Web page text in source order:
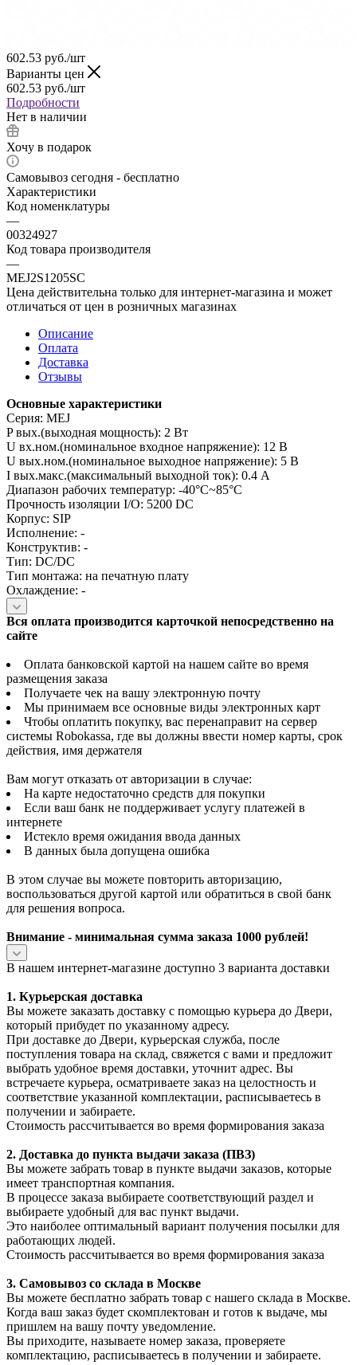
602.53 руб./шт
Варианты цен
602.53 руб./шт
Подробности
Нет в наличии
Хочу в подарок
Самовывоз сегодня - бесплатно
Характеристики
Код номенклатуры
—
00324927
Код товара производителя
—
MEJ2S1205SC
Цена действительна только для интернет-магазина и может
отличаться от цен в розничных магазинах
Описание
Оплата
Доставка
Отзывы
Основные характеристики
Серия: MEJ
P вых.(выходная мощность): 2 Вт
U вх.ном.(номинальное входное напряжение): 12 В
U вых.ном.(номинальное выходное напряжение): 5 В
I вых.макс.(максимальный выходной ток): 0.4 А
Диапазон рабочих температур: -40°C~85°C
Прочность изоляции I/O: 5200 DC
Корпус: SIP
Исполнение: -
Конструктив: -
Тип: DC/DC
Тип монтажа: на печатную плату
Охлаждение: -
Вся оплата производится карточкой непосредственно на
сайте
Оплата банковской картой на нашем сайте во время
размещения заказа
Получаете чек на вашу электронную почту
Мы принимаем все основные виды электронных карт
Чтобы оплатить покупку, вас перенаправит на сервер
системы Robokassa, где вы должны ввести номер карты, срок
действия, имя держателя
Вам могут отказать от авторизации в случае:
На карте недостаточно средств для покупки
Если ваш банк не поддерживает услугу платежей в
интернете
Истекло время ожидания ввода данных
В данных была допущена ошибка
В этом случае вы можете повторить авторизацию,
воспользоваться другой картой или обратиться в свой банк
для решения вопроса.
Внимание - минимальная сумма заказа 1000 рублей!
В нашем интернет-магазине доступно 3 варианта доставки
1. Курьерская доставка
Вы можете заказать доставку с помощью курьера до Двери,
который прибудет по указанному адресу.
При доставке до Двери, курьерская служба, после
поступления товара на склад, свяжется с вами и предложит
выбрать удобное время доставки, уточнит адрес. Вы
встречаете курьера, осматриваете заказ на целостность и
соответствие указанной комплектации, расписываетесь в
получении и забираете.
Стоимость рассчитывается во время формирования заказа
2. Доставка до пункта выдачи заказа (ПВЗ)
Вы можете забрать товар в пункте выдачи заказов, которые
имеет транспортная компания.
В процессе заказа выбираете соответствующий раздел и
выбираете удобный для вас пункт выдачи.
Это наиболее оптимальный вариант получения посылки для
работающих людей.
Стоимость рассчитывается во время формирования заказа
3. Самовывоз со склада в Москве
Вы можете бесплатно забрать товар с нашего склада в Москве.
Когда ваш заказ будет скомплектован и готов к выдаче, мы
пришлем на вашу почту уведомление.
Вы приходите, называете номер заказа, проверяете
комплектацию, расписываетесь в получении и забираете.